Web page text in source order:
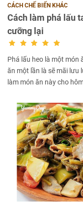
CÁCH CHẾ BIẾN KHÁC
Cách làm phá lấu
cưỡng lại
Phá lấu heo là một món
ăn một lần là sẽ mãi lưu
làm món ăn này cho